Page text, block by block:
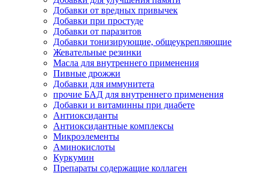
Добавки от вредных привычек
Добавки при простуде
Добавки от паразитов
Добавки тонизирующие, общеукрепляющие
Жевательные резинки
Масла для внутреннего применения
Пивные дрожжи
Добавки для иммунитета
прочие БАД для внутреннего применения
Добавки и витаминны при диабете
Антиоксиданты
Антиоксидантные комплексы
Микроэлементы
Аминокислоты
Куркумин
Препараты содержащие коллаген